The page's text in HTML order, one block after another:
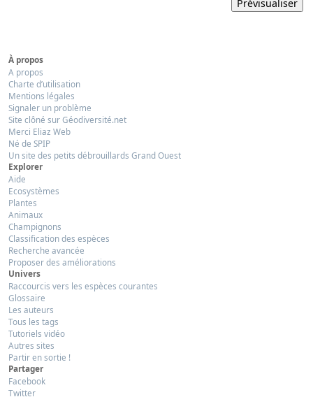
À propos
A propos
Charte d’utilisation
Mentions légales
Signaler un problème
Site clôné sur Géodiversité.net
Merci Eliaz Web
Né de SPIP
Un site des petits débrouillards Grand Ouest
Explorer
Aide
Ecosystèmes
Plantes
Animaux
Champignons
Classification des espèces
Recherche avancée
Proposer des améliorations
Univers
Raccourcis vers les espèces courantes
Glossaire
Les auteurs
Tous les tags
Tutoriels vidéo
Autres sites
Partir en sortie !
Partager
Facebook
Twitter